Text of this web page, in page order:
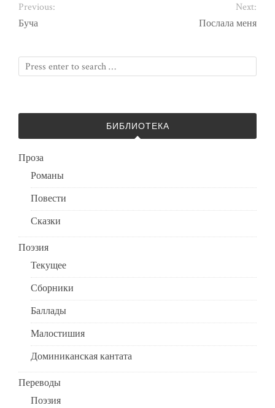
Previous:
Буча
Next:
Послала меня
БИБЛИОТЕКА
Проза
Романы
Повести
Сказки
Поэзия
Текущее
Сборники
Баллады
Малостишия
Доминиканская кантата
Переводы
Поэзия